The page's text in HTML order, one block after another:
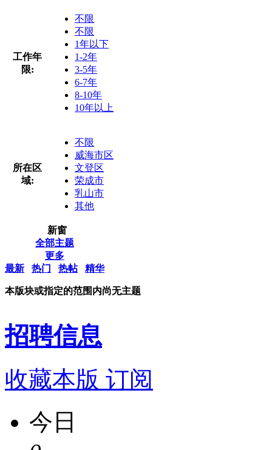
工作年
限:
不限
不限
1年以下
1-2年
3-5年
6-7年
8-10年
10年以上
所在区
域:
不限
威海市区
文登区
荣成市
乳山市
其他
新窗
全部主题
更多
最新
热门 热帖 精华
本版块或指定的范围内尚无主题
招聘信息
收藏本版 订阅
今日